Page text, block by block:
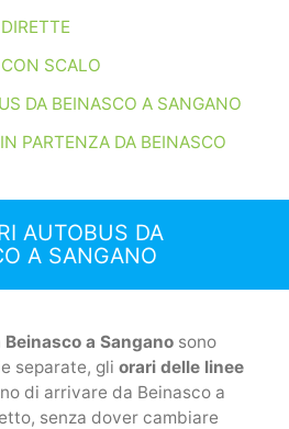
SCALO
DA BEINASCO A SANGANO
PARTENZA DA BEINASCO
AUTOBUS DA
A SANGANO
a Sanganosono
separate, gli orari delle linee
di arrivare da Beinasco a
senza dover cambiare